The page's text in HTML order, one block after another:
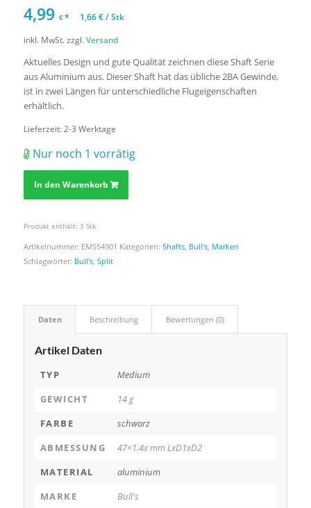
4,99 €* 1,66€/Stk
inkl. MwSt. zzgl.Versand
Aktuelles Design und gute Qualität zeichnen diese Shaft Serie
aus Aluminium aus. Dieser Shaft hat das übliche 2BA Gewinde,
ist in zwei Längen für unterschiedliche Flugeigenschaften
erhältlich.
Lieferzeit: 2-3 Werktage
Nur noch 1 vorrätig
In den Warenkorb
Produkt enthält: 3 Stk
Artikelnummer: EMS54901 Kategorien: Shafts, Bull's, Marken
Schlagwörter: Bull's, Split
Daten Beschreibung Bewertungen (0)
Artikel Daten
TYP
Medium
GEWICHT
14 g
FARBE
schwarz
ABMESSUNG
47×1.4x mm LxD1xD2
MATERIAL
aluminium
MARKE
Bull's